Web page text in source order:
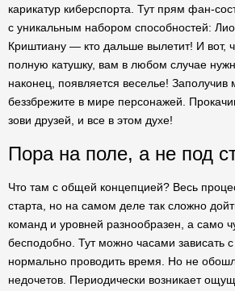
карикатур киберспорта. Тут прям фан-
с уникальным набором способностей:
Криштиану — кто дальше вылетит! И вот,
полную катушку, вам в любом случае
наконец, появляется веселье! Заполучив
беззбрежите в мире персонажей.
зови друзей, и все в этом духе!
Пора на поле, а не под
Что там с общей концепцией? Весь
старта, но на самом деле так сложно
команд и уровней разнообразен, а само
бесподобно. Тут можно часами зависать
нормально проводить время. Но не
недочетов. Периодически возникает